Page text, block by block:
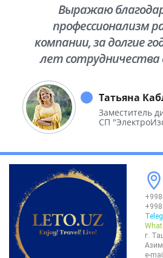
Выражаю
профессионализм
компании, за долгие
лет сотрудничества
необъятной
Татьяна
Заместитель
СП
г.
e-